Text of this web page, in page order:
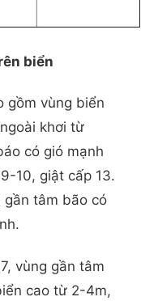
biển
gồm vùng biển
khơi từ
có gió mạnh
10, giật cấp 13.
gần tâm bão có
vùng gần tâm
cao từ 2-4m,